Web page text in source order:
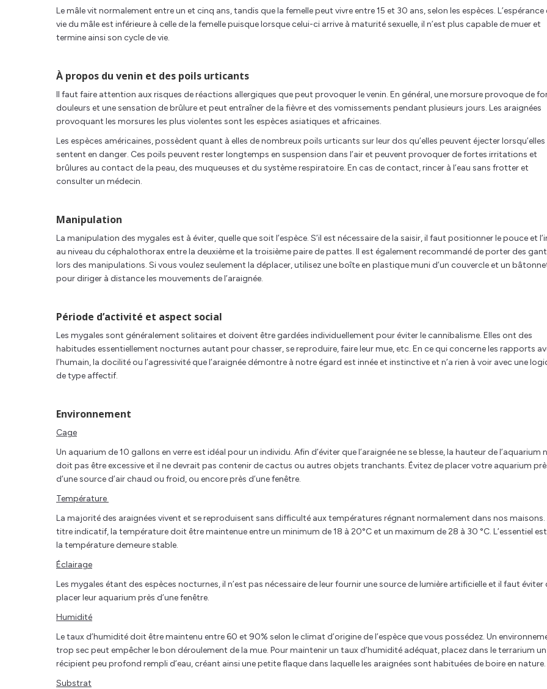
Le mâle vit normalement entre un et cinq ans, tandis que la femelle peut vivre entre 15 et 30 ans, selon les espèces. L’espérance
vie du mâle est inférieure à celle de la femelle puisque lorsque celui-ci arrive à maturité sexuelle, il n’est plus capable de muer et
termine ainsi son cycle de vie.
À propos du venin et des poils urticants
Il faut faire attention aux risques de réactions allergiques que peut provoquer le venin. En général, une morsure provoque de
douleurs et une sensation de brûlure et peut entraîner de la fièvre et des vomissements pendant plusieurs jours. Les araignées
provoquant les morsures les plus violentes sont les espèces asiatiques et africaines.
Les espèces américaines, possèdent quant à elles de nombreux poils urticants sur leur dos qu’elles peuvent éjecter lorsqu’elles
sentent en danger. Ces poils peuvent rester longtemps en suspension dans l’air et peuvent provoquer de fortes irritations et
brûlures au contact de la peau, des muqueuses et du système respiratoire. En cas de contact, rincer à l’eau sans frotter et
consulter un médecin.
Manipulation
La manipulation des mygales est à éviter, quelle que soit l’espèce. S’il est nécessaire de la saisir, il faut positionner le pouce et
au niveau du céphalothorax entre la deuxième et la troisième paire de pattes. Il est également recommandé de porter des
lors des manipulations. Si vous voulez seulement la déplacer, utilisez une boîte en plastique muni d’un couvercle et un
pour diriger à distance les mouvements de l’araignée.
Période d’activité et aspect social
Les mygales sont généralement solitaires et doivent être gardées individuellement pour éviter le cannibalisme. Elles ont des
habitudes essentiellement nocturnes autant pour chasser, se reproduire, faire leur mue, etc. En ce qui concerne les rapports
l’humain, la docilité ou l’agressivité que l’araignée démontre à notre égard est innée et instinctive et n’a rien à voir avec une
de type affectif.
Environnement
Cage
Un aquarium de 10 gallons en verre est idéal pour un individu. Afin d’éviter que l’araignée ne se blesse, la hauteur de l’aquarium
doit pas être excessive et il ne devrait pas contenir de cactus ou autres objets tranchants. Évitez de placer votre aquarium
d’une source d’air chaud ou froid, ou encore près d’une fenêtre.
Température
La majorité des araignées vivent et se reproduisent sans difficulté aux températures régnant normalement dans nos maisons.
titre indicatif, la température doit être maintenue entre un minimum de 18 à 20°C et un maximum de 28 à 30 °C. L’essentiel
la température demeure stable.
Éclairage
Les mygales étant des espèces nocturnes, il n’est pas nécessaire de leur fournir une source de lumière artificielle et il faut éviter
placer leur aquarium près d’une fenêtre.
Humidité
Le taux d’humidité doit être maintenu entre 60 et 90% selon le climat d’origine de l’espèce que vous possédez. Un
trop sec peut empêcher le bon déroulement de la mue. Pour maintenir un taux d’humidité adéquat, placez dans le terrarium un
récipient peu profond rempli d’eau, créant ainsi une petite flaque dans laquelle les araignées sont habituées de boire en nature.
Substrat